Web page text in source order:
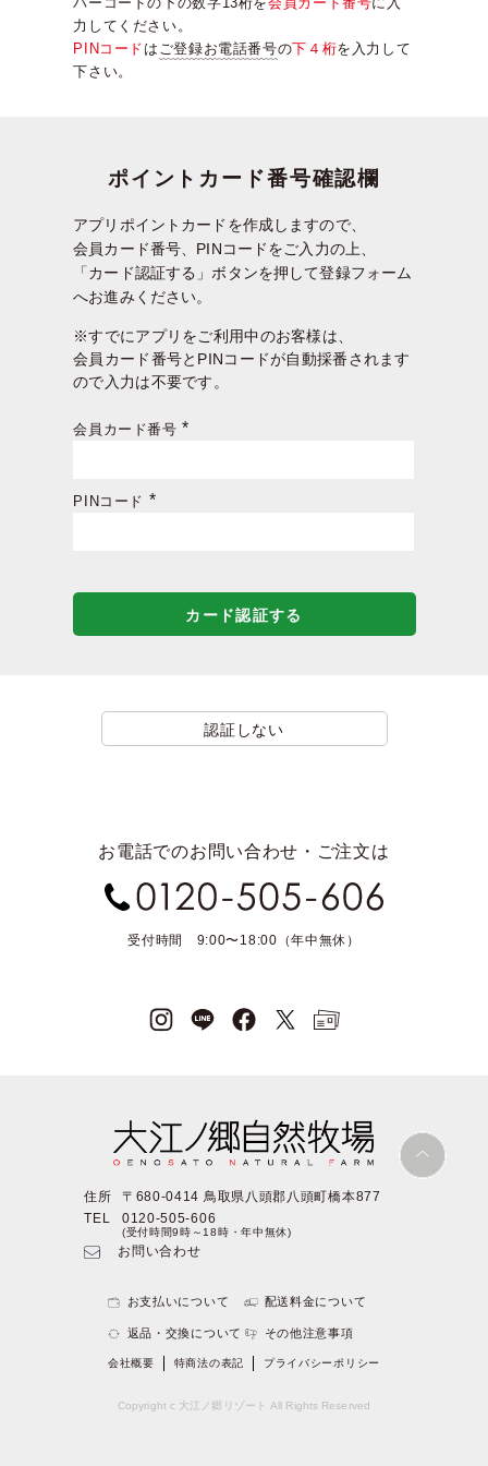
バーコードの下の数字13桁を会員カード番号に入
力してください。
PINコード は ご登録お電話番号の下４桁を入力して
下さい。
ポイントカード番号確認欄
アプリポイントカードを作成しますので、
会員カード番号、PINコードをご入力の上、
「カード認証する」ボタンを押して登録フォーム
へお進みください。
※すでにアプリをご利用中のお客様は、
会員カード番号とPINコードが自動採番されます
ので入力は不要です。
会員カード番号
PINコード
カード認証する
認証しない
お電話でのお問い合わせ・ご注文は
受付時間 9:00〜18:00（年中無休）
住所
〒680-0414 鳥取県八頭郡八頭町橋本877
TEL
0120-505-606
(受付時間9時～18時・年中無休)
お問い合わせ
お支払いについて 配送料金について
返品・交換について その他注意事項
会社概要 特商法の表記 プライバシーポリシー
Copyright c 大江ノ郷リゾート All Rights Reserved